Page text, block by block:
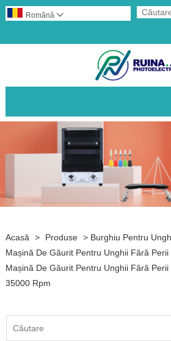
Română 
Acasă > Produse > Burghiu Pentru
Mașină De Găurit Pentru Unghii Fără
Mașină De Găurit Pentru Unghii Fără
35000 Rpm